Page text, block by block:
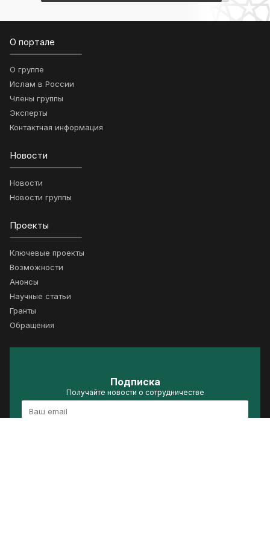
О портале
О группе
Ислам в России
Члены группы
Эксперты
Контактная информация
Новости
Новости
Новости группы
Проекты
Ключевые проекты
Возможности
Анонсы
Научные статьи
Гранты
Обращения
Подписка
Получайте новости о сотрудничестве